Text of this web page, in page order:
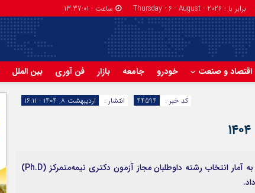
برابر با : Thursday - 6 - August - 2026 ساعت : 13:37:02
اقتصاد و صنعت خودرو جامعه بازار فن آوری بین الملل
انتشار : اردیبهشت ۸, ۱۴۰۴ - ۱۶:۱۱ کد خبر : 44594
مدیرکل روابط عمومی سازمان سنجش آموزش کشور با اشاره به آمار انتخاب رشته داوطلبان مجاز آزمون دکتری نیمه‌متمرکز (Ph.D)